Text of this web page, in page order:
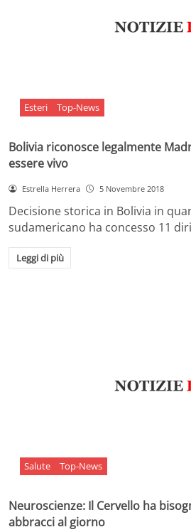
Esteri Top-News
Bolivia riconosce legalmente
essere vivo
Estrella Herrera 5 Novembre 2018
Decisione storica in Bolivia in
sudamericano ha concesso 11
Leggi di più
Salute Top-News
Neuroscienze: Il Cervello ha
abbracci al giorno